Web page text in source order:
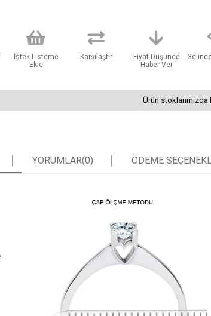
İstek Listeme
Ekle
Karşılaştır
Fiyat Düşünce
Haber Ver
Ürün stoklarımızda
YORUMLAR(0) ÖDEME